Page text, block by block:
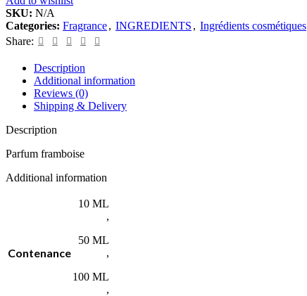
SKU: N/A
Categories: Fragrance, INGREDIENTS , Ingrédients cosmétiques
Share:
Description
Additional information
Reviews (0)
Shipping & Delivery
Description
Parfum framboise
Additional information
Contenance
10 ML
,
50 ML
,
100 ML
,